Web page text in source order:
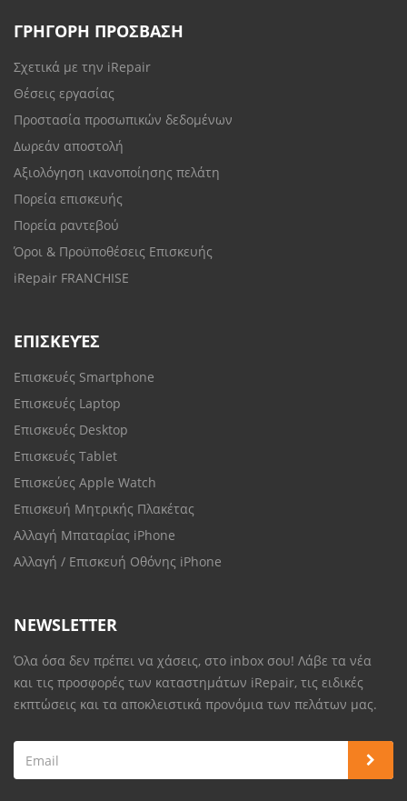
ΓΡΗΓΟΡΗ ΠΡΟΣΒΑΣΗ
Σχετικά με την iRepair
Θέσεις εργασίας
Προστασία προσωπικών δεδομένων
Δωρεάν αποστολή
Αξιολόγηση ικανοποίησης πελάτη
Πορεία επισκευής
Πορεία ραντεβού
Όροι & Προϋποθέσεις Επισκευής
iRepair FRANCHISE
ΕΠΙΣΚΕΥΈΣ
Επισκευές Smartphone
Επισκευές Laptop
Επισκευές Desktop
Επισκευές Tablet
Επισκεύες Apple Watch
Επισκευή Μητρικής Πλακέτας
Αλλαγή Μπαταρίας iPhone
Αλλαγή / Επισκευή Οθόνης iPhone
NEWSLETTER
Όλα όσα δεν πρέπει να χάσεις, στο inbox σου! Λάβε τα νέα
και τις προσφορές των καταστημάτων iRepair, τις ειδικές
εκπτώσεις και τα αποκλειστικά προνόμια των πελάτων μας.